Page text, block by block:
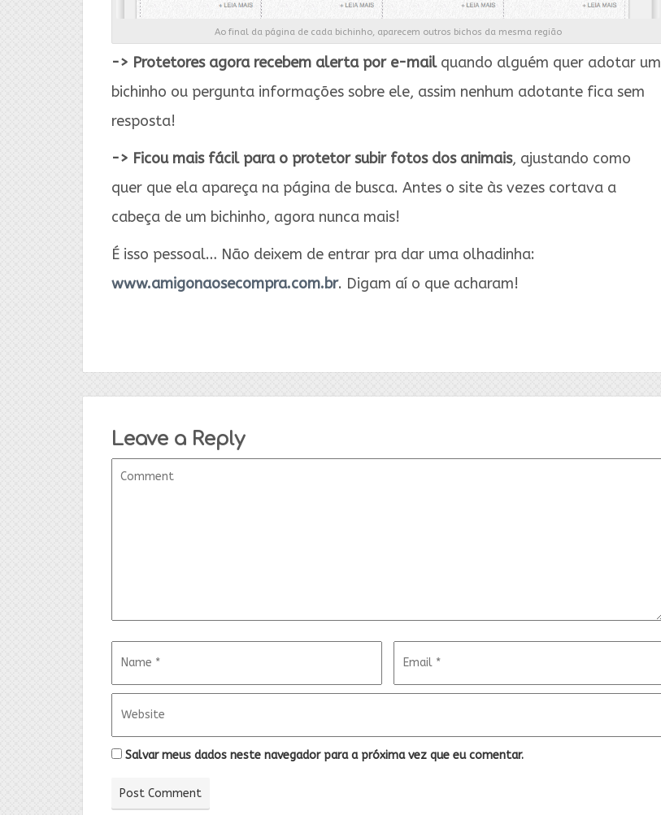
Ao final da página de cada bichinho, aparecem outros bichos da mesma região
-> Protetores agora recebem alerta por e-mailquando alguém quer adotar um
bichinho ou pergunta informações sobre ele, assim nenhum adotante fica sem
resposta!
-> Ficou mais fácil para o protetor subir fotos dos animais, ajustando como
quer que ela apareça na página de busca. Antes o site às vezes cortava a
cabeça de um bichinho, agora nunca mais!
É isso pessoal… Não deixem de entrar pra dar uma olhadinha:
www.amigonaosecompra.com.br. Digam aí o que acharam!
Leave a Reply
Salvar meus dados neste navegador para a próxima vez que eu comentar.